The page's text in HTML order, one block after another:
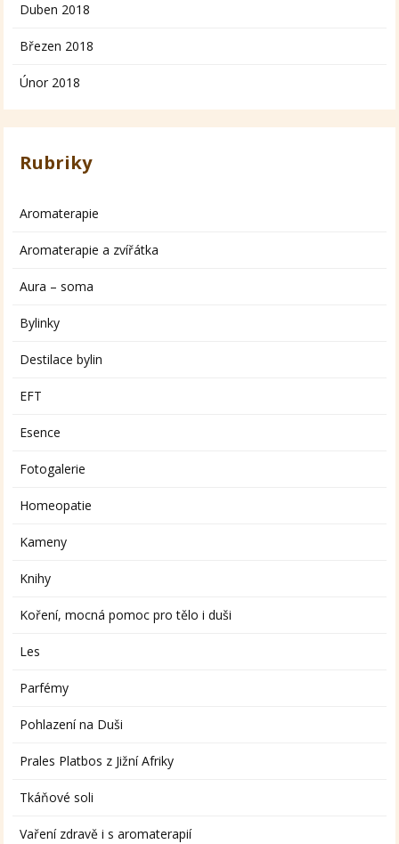
Duben 2018
Březen 2018
Únor 2018
Rubriky
Aromaterapie
Aromaterapie a zvířátka
Aura – soma
Bylinky
Destilace bylin
EFT
Esence
Fotogalerie
Homeopatie
Kameny
Knihy
Koření, mocná pomoc pro tělo i duši
Les
Parfémy
Pohlazení na Duši
Prales Platbos z Jižní Afriky
Tkáňové soli
Vaření zdravě i s aromaterapií